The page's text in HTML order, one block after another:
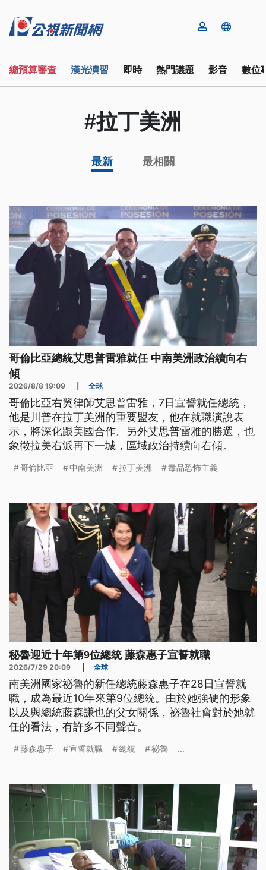
總預算審查 漢光演習 即時 熱門議題 影音 數位
#拉丁美洲
最新 最相關
哥倫比亞總統艾思普雷雅就任 中南美洲政治續向右
傾
2026/8/8 19:09 全球
哥倫比亞右翼律師艾思普雷雅，7日宣誓就任總統，
他是川普在拉丁美洲的重要盟友，他在就職演說表
示，將深化跟美國合作。另外艾思普雷雅的勝選，也
象徵拉美右派再下一城，區域政治持續向右傾。
哥倫比亞 中南美洲 拉丁美洲 毒品恐怖主義
秘魯迎近十年第9位總統 藤森惠子宣誓就職
2026/7/29 20:09 全球
南美洲國家祕魯的新任總統藤森惠子在28日宣誓就
職，成為最近10年來第9位總統。由於她強硬的形象
以及與總統藤森謙也的父女關係，祕魯社會對於她就
任的看法，有許多不同聲音。
藤森惠子 宣誓就職 總統 祕魯 ...